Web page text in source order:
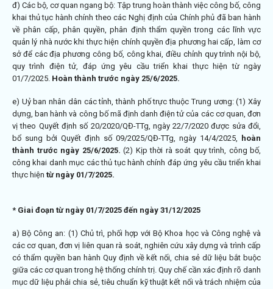
đ) Các bộ, cơ quan ngang bộ: Tập trung hoàn thành việc công bố, công
khai thủ tục hành chính theo các Nghị định của Chính phủ đã ban hành
về phân cấp, phân quyền, phân định thẩm quyền trong các lĩnh vực
quản lý nhà nước khi thực hiện chính quyền địa phương hai cấp, làm cơ
sở để các địa phương công bố, công khai, điều chỉnh quy trình nội bộ,
quy trình điện tử, đáp ứng yêu cầu triển khai thực hiện từ ngày
01/7/2025. Hoàn thành trước ngày 25/6/2025.
e) Uỷ ban nhân dân các tỉnh, thành phố trực thuộc Trung ương: (1) Xây
dựng, ban hành và công bố mã định danh điện tử của các cơ quan, đơn
vị theo Quyết định số 20/2020/QĐ-TTg, ngày 22/7/2020 được sửa đổi,
bổ sung bởi Quyết định số 09/2025/QĐ-TTg, ngày 14/4/2025, hoàn
thành trước ngày 25/6/2025. (2) Kịp thời rà soát quy trình, công bố,
công khai danh mục các thủ tục hành chính đáp ứng yêu cầu triển khai
thực hiện từ ngày 01/7/2025.
* Giai đoạn từ ngày 01/7/2025 đến ngày 31/12/2025
a) Bộ Công an: (1) Chủ trì, phối hợp với Bộ Khoa học và Công nghệ và
các cơ quan, đơn vị liên quan rà soát, nghiên cứu xây dựng và trình cấp
có thẩm quyền ban hành Quy định về kết nối, chia sẻ dữ liệu bắt buộc
giữa các cơ quan trong hệ thống chính trị. Quy chế cần xác định rõ danh
mục dữ liệu phải chia sẻ, tiêu chuẩn kỹ thuật kết nối và trách nhiệm của